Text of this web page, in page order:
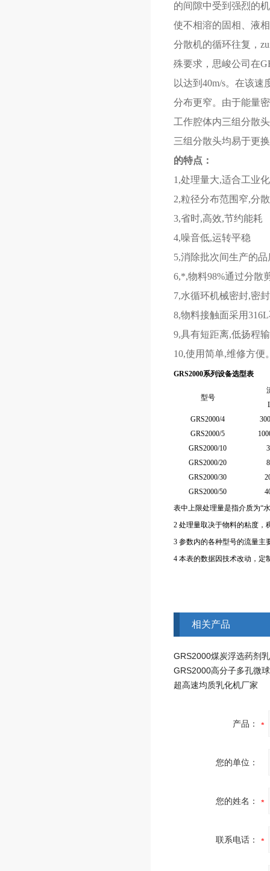
的间隙中受到强烈的
使不相溶的固相、液
分散机的循环往复，
殊要求， 思峻公司在
以达到40m/s。在该
分布更窄。由于能量
工作腔体内三组分散
三组分散头均易于更
的特点：
1,处理量大,适合工业
2,粒径分布范围窄,分
3,省时,高效,节约能耗
4,噪音低,运转平稳
5,消除批次间生产的
6,*,物料98%通过分散
7,水循环机械密封,密
8,物料接触面采用
9,具有短距离,低扬程
10,使用简单,维修方便
GRS2000系列设备选型表
型号
GRS2000/4
GRS2000/5
GRS2000/10
GRS2000/20
GRS2000/30
GRS2000/50
表中上限处理量是指介质为“
2 处理量取决于物料的粘度，
3 参数内的各种型号的流量主
4 本表的数据因技术改动，定
相关产品
GRS2000煤炭浮选药剂
超高速均质乳化机厂家
产品：
您的单位：
您的姓名：
联系电话：